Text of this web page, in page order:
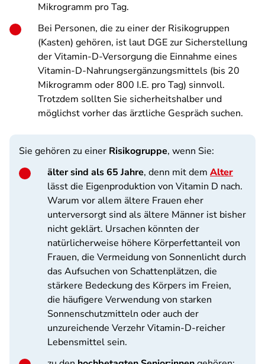
Mikrogramm pro Tag.
Bei Personen, die zu einer der Risikogruppen
(Kasten) gehören, ist laut DGE zur Sicherstellung
der Vitamin-D-Versorgung die Einnahme eines
Vitamin-D-Nahrungsergänzungsmittels (bis 20
Mikrogramm oder 800 I.E. pro Tag) sinnvoll.
Trotzdem sollten Sie sicherheitshalber und
möglichst vorher das ärztliche Gespräch suchen.
Sie gehören zu einer Risikogruppe, wenn Sie:
älter sind als 65 Jahre, denn mit dem Alter
lässt die Eigenproduktion von Vitamin D nach.
Warum vor allem ältere Frauen eher
unterversorgt sind als ältere Männer ist bisher
nicht geklärt. Ursachen könnten der
natürlicherweise höhere Körperfettanteil von
Frauen, die Vermeidung von Sonnenlicht durch
das Aufsuchen von Schattenplätzen, die
stärkere Bedeckung des Körpers im Freien,
die häufigere Verwendung von starken
Sonnenschutzmitteln oder auch der
unzureichende Verzehr Vitamin-D-reicher
Lebensmittel sein.